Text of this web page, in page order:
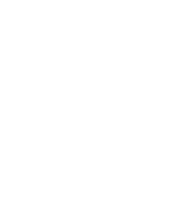
他・棒